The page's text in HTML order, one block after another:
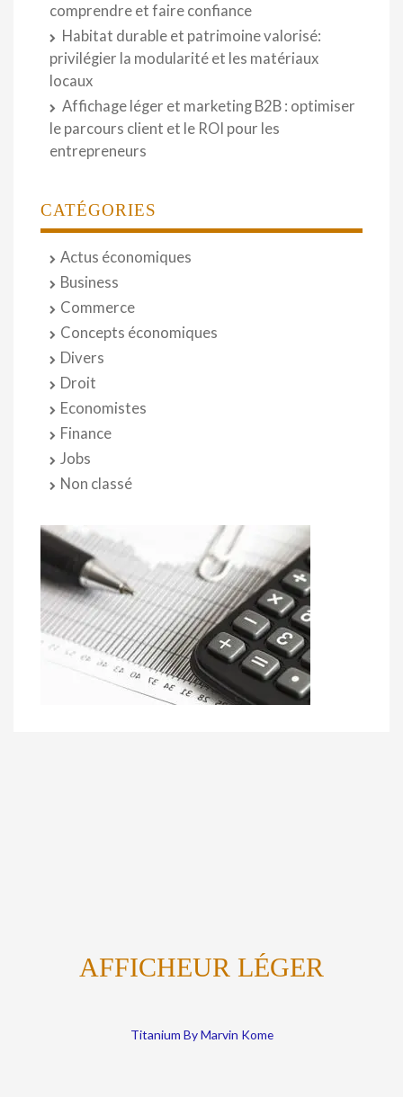
comprendre et faire confiance
Habitat durable et patrimoine valorisé:
privilégier la modularité et les matériaux
locaux
Affichage léger et marketing B2B : optimiser
le parcours client et le ROI pour les
entrepreneurs
CATÉGORIES
Actus économiques
Business
Commerce
Concepts économiques
Divers
Droit
Economistes
Finance
Jobs
Non classé
AFFICHEUR LÉGER
Titanium By Marvin Kome